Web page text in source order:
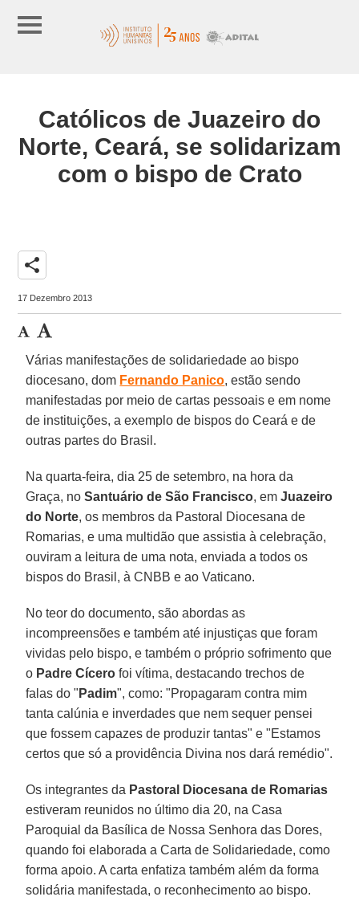
Católicos de Juazeiro do
Norte, Ceará, se solidarizam
com o bispo de Crato
share
17 Dezembro 2013
Várias manifestações de solidariedade ao bispo
diocesano, dom Fernando Panico, estão sendo
manifestadas por meio de cartas pessoais e em nome
de instituições, a exemplo de bispos do Ceará e de
outras partes do Brasil.
Na quarta-feira, dia 25 de setembro, na hora da
Graça, noSantuário de São Francisco, emJuazeiro
do Norte, os membros da Pastoral Diocesana de
Romarias, e uma multidão que assistia à celebração,
ouviram a leitura de uma nota, enviada a todos os
bispos do Brasil, à CNBB e ao Vaticano.
No teor do documento, são abordas as
incompreensões e também até injustiças que foram
vividas pelo bispo, e também o próprio sofrimento que
o Padre Cícero foi vítima, destacando trechos de
falas do " Padim", como: "Propagaram contra mim
tanta calúnia e inverdades que nem sequer pensei
que fossem capazes de produzir tantas" e "Estamos
certos que só a providência Divina nos dará remédio".
Os integrantes da Pastoral Diocesana de Romarias
estiveram reunidos no último dia 20, na Casa
Paroquial da Basílica de Nossa Senhora das Dores,
quando foi elaborada a Carta de Solidariedade, como
forma apoio. A carta enfatiza também além da forma
solidária manifestada, o reconhecimento ao bispo.